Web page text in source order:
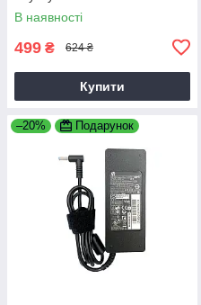
AN515-31 65
В наявності
499 ₴ 624 ₴
Купити
–20% Подарунок